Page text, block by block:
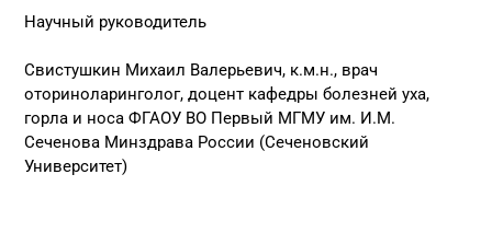
Научный руководитель
Свистушкин Михаил Валерьевич, к.м.н., врач
оториноларинголог, доцент кафедры болезней уха,
горла и носа ФГАОУ ВО Первый МГМУ им. И.М.
Сеченова Минздрава России (Сеченовский
Университет)